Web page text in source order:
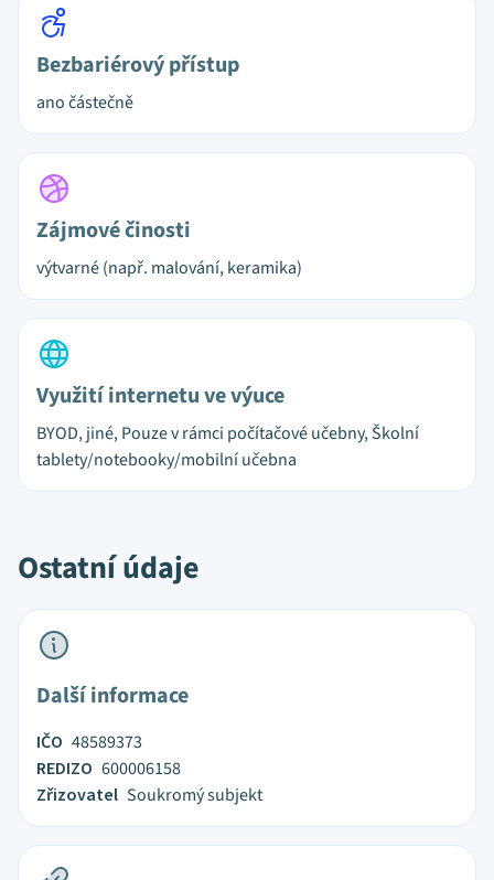
Bezbariérový přístup
ano částečně
Zájmové činosti
výtvarné (např. malování, keramika)
Využití internetu ve výuce
BYOD, jiné, Pouze v rámci počítačové učebny, Školní
tablety/notebooky/mobilní učebna
Ostatní údaje
Další informace
IČO 48589373
REDIZO 600006158
Zřizovatel Soukromý subjekt